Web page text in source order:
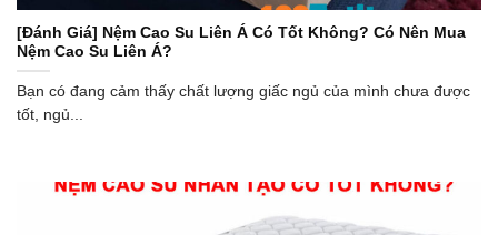
[Đánh Giá] Nệm Cao Su Liên Á Có Tốt Không? Có Nên Mua
Nệm Cao Su Liên Á?
Bạn có đang cảm thấy chất lượng giấc ngủ của mình chưa được
tốt, ngủ...